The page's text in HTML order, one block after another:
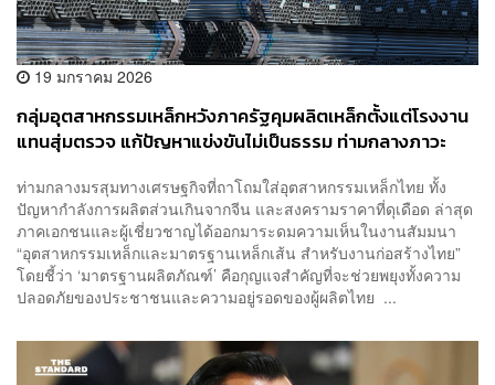
19 มกราคม 2026
กลุ่มอุตสาหกรรมเหล็กหวังภาครัฐคุมผลิตเหล็กตั้งแต่โรงงาน
แทนสุ่มตรวจ แก้ปัญหาแข่งขันไม่เป็นธรรม ท่ามกลางภาวะ
ท่ามกลางมรสุมทางเศรษฐกิจที่ถาโถมใส่อุตสาหกรรมเหล็กไทย ทั้ง
ปัญหากำลังการผลิตส่วนเกินจากจีน และสงครามราคาที่ดุเดือด ล่าสุด
ภาคเอกชนและผู้เชี่ยวชาญได้ออกมาระดมความเห็นในงานสัมมนา
“อุตสาหกรรมเหล็กและมาตรฐานเหล็กเส้น สำหรับงานก่อสร้างไทย”
โดยชี้ว่า ‘มาตรฐานผลิตภัณฑ์’ คือกุญแจสำคัญที่จะช่วยพยุงทั้งความ
ปลอดภัยของประชาชนและความอยู่รอดของผู้ผลิตไทย ...